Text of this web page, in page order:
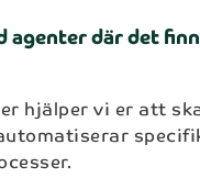
agenter där det
hjälper vi er att